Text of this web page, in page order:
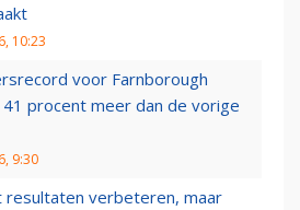
10:23
voor Farnborough
41 procent meer dan de vorige
9:30
resultaten verbeteren, maar